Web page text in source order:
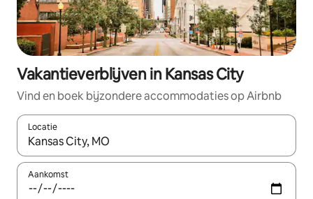
Vakantieverblijven in Kansas City
Vind en boek bijzondere accommodaties op Airbnb
Locatie
Wanneer er resultaten beschikbaar zijn, maak je een keuze
Aankomst